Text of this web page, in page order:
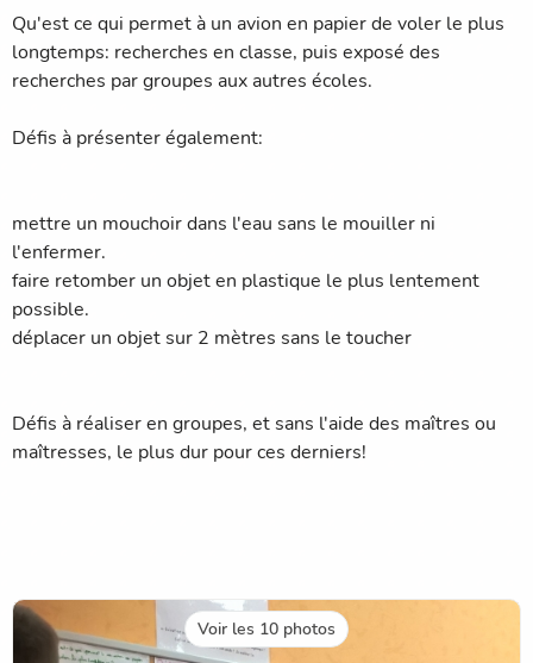
Qu'est ce qui permet à un avion en papier de voler le plus
longtemps: recherches en classe, puis exposé des
recherches par groupes aux autres écoles.
Défis à présenter également:
mettre un mouchoir dans l'eau sans le mouiller ni
l'enfermer.
faire retomber un objet en plastique le plus lentement
possible.
déplacer un objet sur 2 mètres sans le toucher
Défis à réaliser en groupes, et sans l'aide des maîtres ou
maîtresses, le plus dur pour ces derniers!
Voir les 10 photos